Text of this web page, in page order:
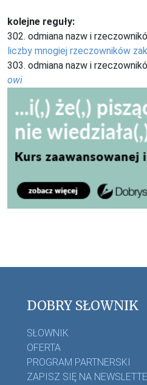
kolejne reguły:
302. odmiana nazw i
liczby mnogiej rzeczowników
303. odmiana nazw i
owi
DOBRY SŁOWNIK
SŁOWNIK
OFERTA
PROGRAM PARTNERSKI
ZAPISZ SIĘ NA